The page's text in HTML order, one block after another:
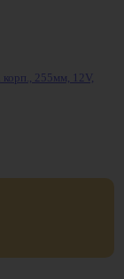
255мм, 12V,